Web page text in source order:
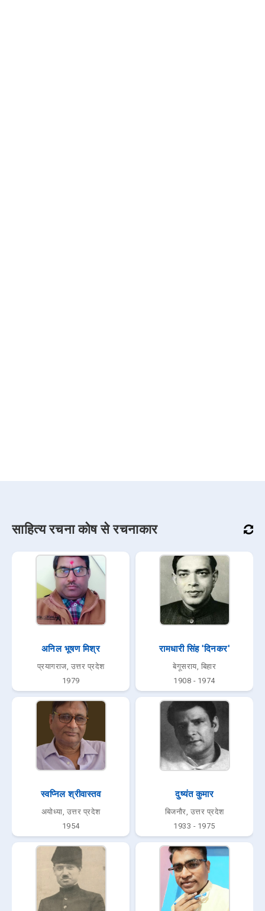
साहित्य रचना कोष से रचनाकार
अनिल भूषण मिश्र
प्रयागराज, उत्तर प्रदेश
1979
रामधारी सिंह 'दिनकर'
बेगूसराय, बिहार
1908 - 1974
स्वप्निल श्रीवास्तव
अयोध्या, उत्तर प्रदेश
1954
दुष्यंत कुमार
बिजनौर, उत्तर प्रदेश
1933 - 1975